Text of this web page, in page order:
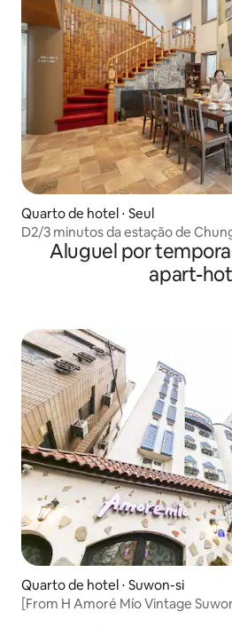
Quarto de hotel ⋅ Seul
D2/3 minutos da estação de
dong/Vista de Namsan/Banheiro
gratuita/Armazenamento de
Aluguel por
apart-
Quarto de hotel ⋅ Suwon-si
[From H Amoré Mío Vintage